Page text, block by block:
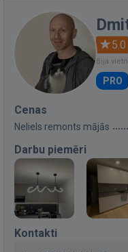
5.0
Bija
PRO
Cenas
Neliels remonts mājās
Darbu piemēri
Kontakti